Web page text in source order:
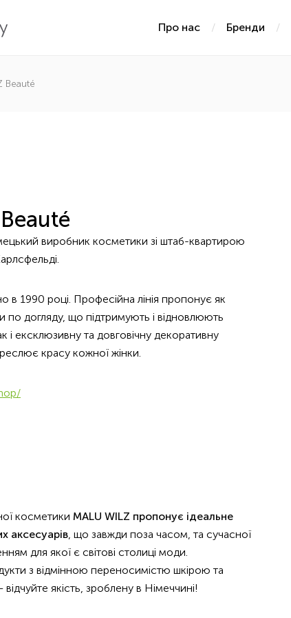
Про нас Бренди
Beauté
виробник косметики зі штаб-квартирою
в 1990 році. Професійна лінія пропонує як
по догляду, що підтримують і відновлюють
і ексклюзивну та довговічну декоративну
красу кожної жінки.
косметики MALU WILZ пропонує ідеальне
аксесуарів, що завжди поза часом, та сучасної
для якої є світові столиці моди.
з відмінною переносимістю шкірою та
якість, зроблену в Німеччині!